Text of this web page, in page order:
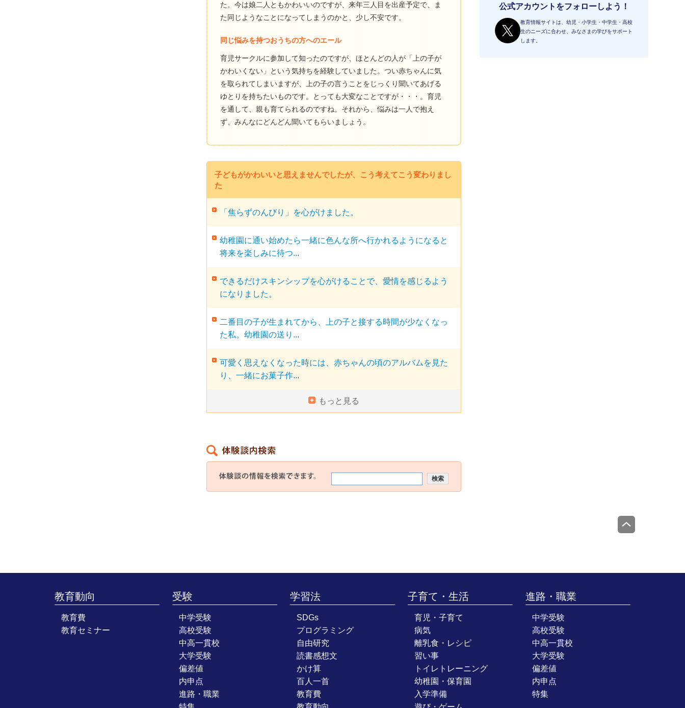
た。今は娘二人ともかわいいのですが、来年三人目を出産予定で、ま
た同じようなことになってしまうのかと、少し不安です。
同じ悩みを持つおうちの方へのエール
育児サークルに参加して知ったのですが、ほとんどの人が「上の子が
かわいくない」という気持ちを経験していました。つい赤ちゃんに気
を取られてしまいますが、上の子の言うことをじっくり聞いてあげる
ゆとりを持ちたいものです。とっても大変なことですが・・・。育児
を通して、親も育てられるのですね。それから、悩みは一人で抱え
ず、みんなにどんどん聞いてもらいましょう。
子どもがかわいいと思えませんでしたが、こう考えてこう変わりまし
た
「焦らずのんびり」を心がけました。
幼稚園に通い始めたら一緒に色んな所へ行かれるようになると
将来を楽しみに待つ...
できるだけスキンシップを心がけることで、愛情を感じるよう
になりました。
二番目の子が生まれてから、上の子と接する時間が少なくなっ
た私。幼稚園の送り...
可愛く思えなくなった時には、赤ちゃんの頃のアルバムを見た
り、一緒にお菓子作...
もっと見る
公式アカウントをフォローしよう！
教育情報サイトは、幼児・小学生・中学生・高校
生のニーズに合わせ、みなさまの学びをサポート
します。
教育動向
教育費
教育セミナー
受験
中学受験
高校受験
中高一貫校
大学受験
偏差値
内申点
進路・職業
学習法
SDGs
プログラミング
自由研究
読書感想文
かけ算
百人一首
教育費
子育て・生活
育児・子育て
病気
離乳食・レシピ
習い事
トイレトレーニング
幼稚園・保育園
入学準備
進路・職業
中学受験
高校受験
中高一貫校
大学受験
偏差値
内申点
特集